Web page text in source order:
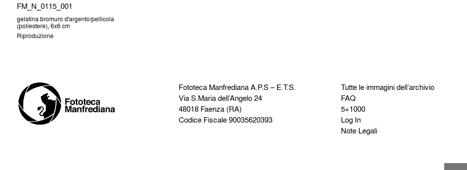
FM_N_0115_001
gelatina bromuro d'argento/pellicola
(poliestere), 6x6 cm
Riproduzione
Fototeca ManfredianaA.P.S – E.T.S.
Via S.Maria dell’Angelo 24
48018 Faenza (RA)
Codice Fiscale 90035620393
Tutte le immagini dell’archivio
FAQ
5×1000
Log In
Note Legali